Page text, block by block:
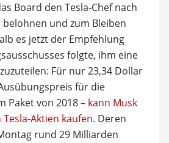
Board den Tesla-Chef nach
belohnen und zum Bleiben
es jetzt der Empfehlung
folgte, ihm eine
Für nur 23,34 Dollar
für die
Paket von 2018 – kann Musk
Aktien kaufen. Deren
rund 29 Milliarden